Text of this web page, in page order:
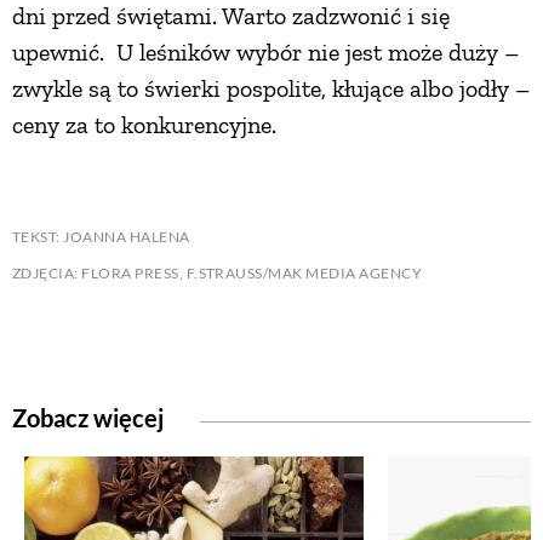
dni przed świętami. Warto zadzwonić i się
upewnić. U leśników wybór nie jest może duży –
zwykle są to świerki pospolite, kłujące albo jodły –
ceny za to konkurencyjne.
TEKST: JOANNA HALENA
ZDJĘCIA: FLORA PRESS, F.STRAUSS/MAK MEDIA AGENCY
Zobacz więcej